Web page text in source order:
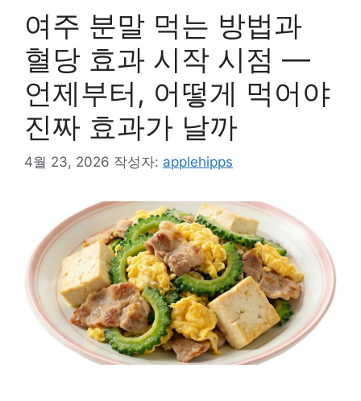
여주 분말 먹는 방법과
혈당 효과 시작 시점 —
언제부터, 어떻게 먹어야
진짜 효과가 날까
4월 23, 2026 작성자: applehipps